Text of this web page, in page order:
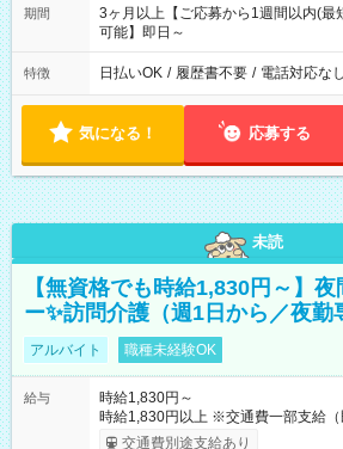
期間
3ヶ月以上【ご応募から1週間以内(最
可能】即日～
特徴 日払いOK / 履歴書不要 / 電話対応なし
気になる！ 応募する
未読
【無資格でも時給1,830円～】
ー✨訪問介護（週1日から／夜勤
アルバイト 職種未経験OK
給与
時給1,830円～
時給1,830円以上 ※交通費一部支給（
考慮して決定します 【収入例】 週1回勤務の場合：1,830円×8時
交通費別途支給あり